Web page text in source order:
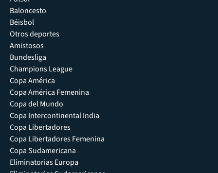
Baloncesto
Béisbol
Otros deportes
Amistosos
Bundesliga
Champions League
Copa América
Copa América Femenina
Copa del Mundo
Copa Intercontinental India
Copa Libertadores
Copa Libertadores Femenina
Copa Sudamericana
Eliminatorias Europa